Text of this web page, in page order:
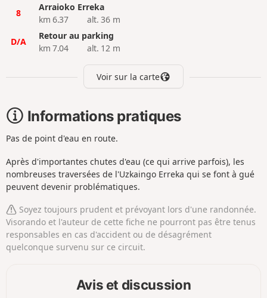
8
Arraioko Erreka
km 6.37
alt. 36 m
D/A
Retour au parking
km 7.04
alt. 12 m
Voir sur la carte
Informations pratiques
Pas de point d'eau en route.
Après d'importantes chutes d'eau (ce qui arrive parfois), les
nombreuses traversées de l'Uzkaingo Erreka qui se font à gué
peuvent devenir problématiques.
Soyez toujours prudent et prévoyant lors d'une randonnée.
Visorando et l'auteur de cette fiche ne pourront pas être tenus
responsables en cas d'accident ou de désagrément
quelconque survenu sur ce circuit.
Avis et discussion